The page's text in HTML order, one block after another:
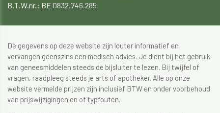
B.T.W.nr.: BE 0832.746.285
De gegevens op deze website zijn louter informatief en
vervangen geenszins een medisch advies. Je dient bij het gebruik
van geneesmiddelen steeds de bijsluiter te lezen. Bij twijfel of
vragen, raadpleeg steeds je arts of apotheker. Alle op onze
website vermelde prijzen zijn inclusief BTW en onder voorbehoud
van prijswijzigingen en of typfouten.